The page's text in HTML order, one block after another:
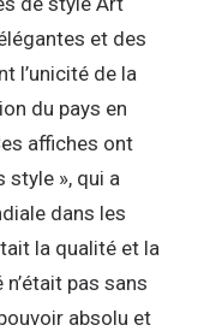
et des
l’unicité de la
du pays en
affiches ont
style », qui a
dans les
la qualité et la
pas sans
absolu et